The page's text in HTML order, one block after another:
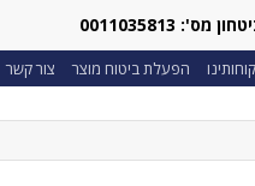
0011035813
הפעלת ביטוח מוצר צור קשר